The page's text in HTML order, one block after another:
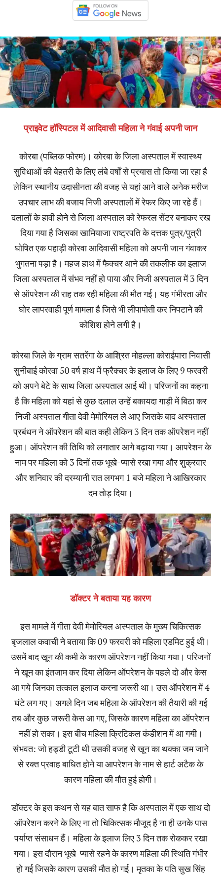
प्राइवेट हॉस्पिटल में आदिवासी महिला ने गंवाई अपनीजान
कोरबा (पब्लिक फोरम)। कोरबा के जिला अस्पताल में स्वास्थ्य
सुविधाओं की बेहतरी के लिए लंबे वर्षों से प्रयास तो किया जा रहा है
लेकिन स्थानीय उदासीनता की वजह से यहां आने वाले अनेक मरीज
उपचार लाभ की बजाय निजी अस्पतालों में रेफर किए जा रहे हैं।
दलालों के हावी होने से जिला अस्पताल को रेफरल सेंटर बनाकर रख
दिया गया है जिसका खामियाजा राष्ट्रपति के दत्तक पुत्र/पुत्री
घोषित एक पहाड़ी कोरवा आदिवासी महिला को अपनी जान गंवाकर
भुगतना पड़ा है। महज हाथ में फैक्चर आने की तकलीफ का इलाज
जिला अस्पताल में संभव नहीं हो पाया और निजी अस्पताल में 3 दिन
से ऑपरेशन की राह तक रही महिला की मौत गई। यह गंभीरता और
घोर लापरवाही पूर्ण मामला है जिसे भी लीपापोती कर निपटाने की
कोशिश होने लगी है।
कोरबा जिले के ग्राम सतरेंगा के आश्रित मोहल्ला कोराईपारा निवासी
सुनीबाई कोरवा 50 वर्ष हाथ में फ्रैक्चर के इलाज के लिए 9 फरवरी
को अपने बेटे के साथ जिला अस्पताल आई थी। परिजनों का कहना
है कि महिला को यहां से कुछ दलाल उन्हें बकायदा गाड़ी में बिठा कर
निजी अस्पताल गीता देवी मेमोरियल ले आए जिसके बाद अस्पताल
प्रबंधन ने ऑपरेशन की बात कही लेकिन 3 दिन तक ऑपरेशन नहीं
हुआ। ऑपरेशन की तिथि को लगातार आगे बढ़ाया गया। आपरेशन के
नाम पर महिला को 3 दिनों तक भूखे-प्यासे रखा गया और शुक्रवार
और शनिवार की दरम्यानी रात लगभग 1 बजे महिला ने आखिरकार
दम तोड़ दिया।
डॉक्टर ने बताया यह कारण
इस मामले में गीता देवी मेमोरियल अस्पताल के मुख्य चिकित्सक
बृजलाल कवाची ने बताया कि 09 फरवरी को महिला एडमिट हुई थी।
उसमें बाद खून की कमी के कारण ऑपरेशन नहीं किया गया। परिजनों
ने खून का इंतजाम कर दिया लेकिन ऑपरेशन के पहले दो और केस
आ गये जिनका तत्काल इलाज करना जरूरी था। उस ऑपरेशन में 4
घंटे लग गए। अगले दिन जब महिला के ऑपरेशन की तैयारी की गई
तब और कुछ जरूरी केस आ गए, जिसके कारण महिला का ऑपरेशन
नहीं हो सका। इस बीच महिला क्रिटिकल कंडीशन में आ गयी।
संभवत: जो हड्डी टूटी थी उसकी वजह से खून का थक्का जम जाने
से रक्त प्रवाह बाधित होने या आपरेशन के नाम से हार्ट अटैक के
कारण महिला की मौत हुई होगी।
डॉक्टर के इस कथन से यह बात साफ है कि अस्पताल में एक साथ दो
ऑपरेशन करने के लिए ना तो चिकित्सक मौजूद है ना ही उनके पास
पर्याप्त संसाधन हैं। महिला के इलाज लिए 3 दिन तक रोककर रखा
गया। इस दौरान भूखे-प्यासे रहने के कारण महिला की स्थिति गंभीर
हो गई जिसके कारण उसकी मौत हो गई। मृतका के पति सुख सिंह